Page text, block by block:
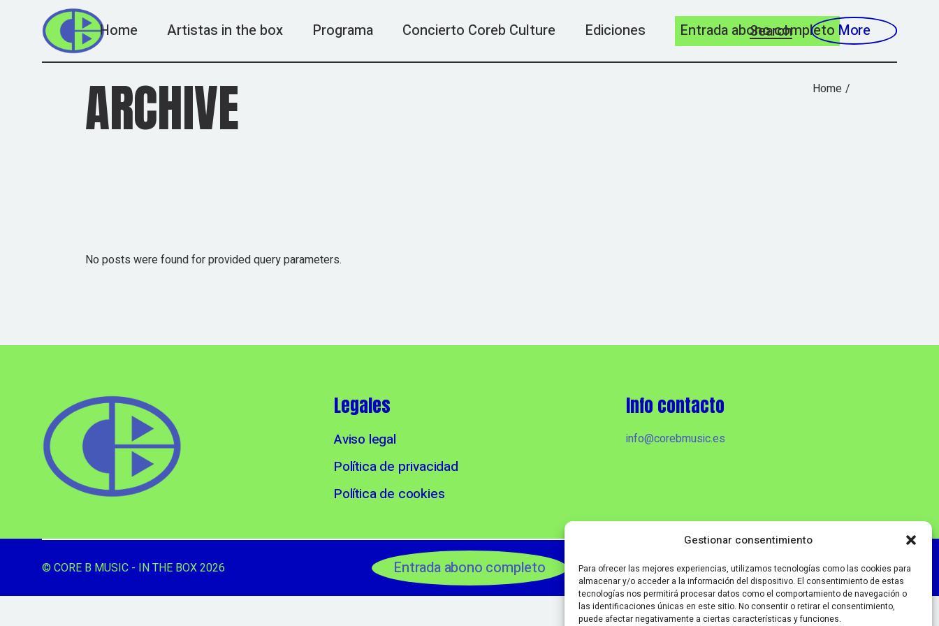
Gestionar consentimiento
Para ofrecer las mejores experiencias, utilizamos tecnologías como las cookies para
almacenar y/o acceder a la información del dispositivo. El consentimiento de estas
tecnologías nos permitirá procesar datos como el comportamiento de navegación o
las identificaciones únicas en este sitio. No consentir o retirar el consentimiento,
puede afectar negativamente a ciertas características y funciones.
Home Artistas in the box Programa Concierto Coreb Culture Ediciones Entrada abono completo
Search More
ARCHIVE Home
No posts were found for provided query parameters.
Legales
Aviso legal
Política de privacidad
Política de cookies
Info contacto
info@corebmusic.es
© CORE B MUSIC - IN THE BOX 2026 Entrada abono completo